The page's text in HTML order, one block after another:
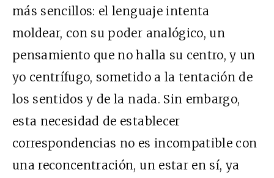
más sencillos: el lenguaje intenta
moldear, con su poder analógico, un
pensamiento que no halla su centro, y un
yo centrífugo, sometido a la tentación de
los sentidos y de la nada. Sin embargo,
esta necesidad de establecer
correspondencias no es incompatible con
una reconcentración, un estar en sí, ya